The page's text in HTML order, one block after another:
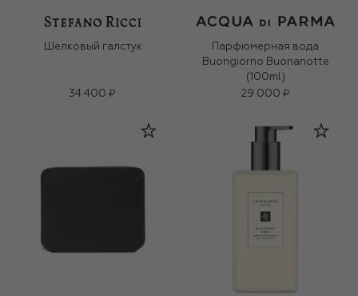
Шелковый галстук
34 400 ₽
Парфюмерная вода
Buongiorno Buonanotte
(100ml)
29 000 ₽